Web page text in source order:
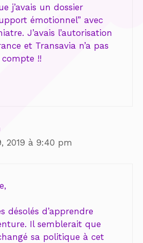
j’avais un dossier
émotionnel” avec
J’avais l’autorisation
et Transavia n’a pas
!!
2019 à 9:40 pm
désolés d’apprendre
Il semblerait que
sa politique à cet